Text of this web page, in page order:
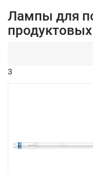
Лампы для
3